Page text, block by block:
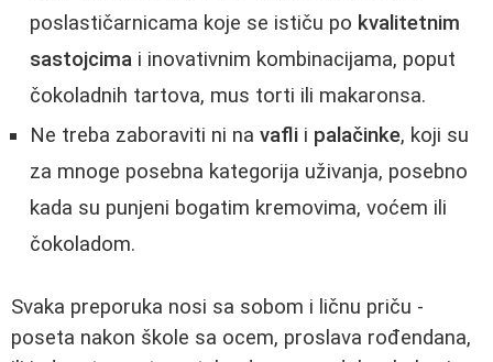
poslastičarnicama koje se ističu po kvalitetnim
sastojcima i inovativnim kombinacijama, poput
čokoladnih tartova, mus torti ili makaronsa.
Ne treba zaboraviti ni na vafli i palačinke, koji su
za mnoge posebna kategorija uživanja, posebno
kada su punjeni bogatim kremovima, voćem ili
čokoladom.
Svaka preporuka nosi sa sobom i ličnu priču -
poseta nakon škole sa ocem, proslava rođendana,